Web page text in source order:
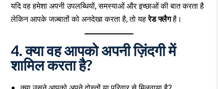
यदि वह हमेशा अपनी उपलब्धियों, समस्याओं और इच्छाओं की बात करता है
लेकिन आपके जज़्बातों को अनदेखा करता है, तो यहरेड फ्लैगहै।
4. क्या वह आपको अपनी ज़िंदगी में
शामिल करता है?